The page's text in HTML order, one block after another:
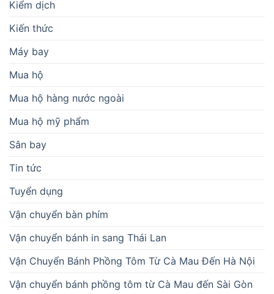
Kiểm dịch
Kiến thức
Máy bay
Mua hộ
Mua hộ hàng nước ngoài
Mua hộ mỹ phẩm
Sân bay
Tin tức
Tuyển dụng
Vận chuyển bàn phím
Vận chuyển bánh in sang Thái Lan
Vận Chuyển Bánh Phồng Tôm Từ Cà Mau Đến Hà Nội
Vận chuyển bánh phồng tôm từ Cà Mau đến Sài Gòn